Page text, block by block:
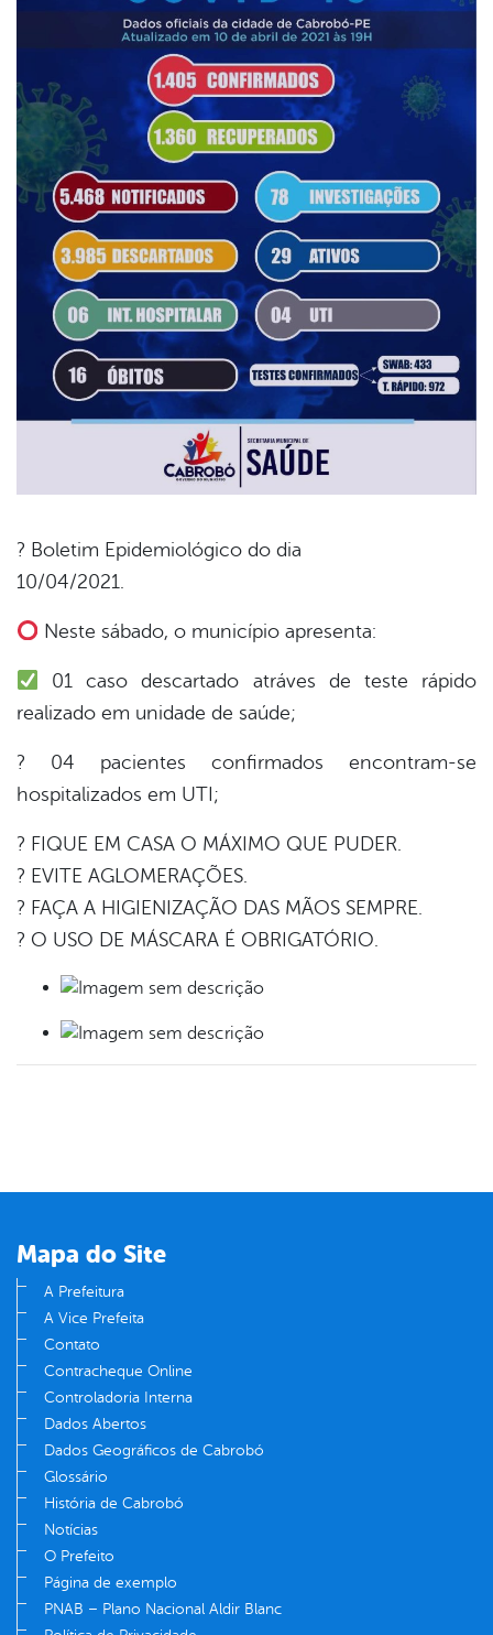
? Boletim Epidemiológico do dia
10/04/2021.
Neste sábado, o município apresenta:
01 caso descartado atráves de teste rápido
realizado em unidade de saúde;
? 04 pacientes confirmados encontram-se
hospitalizados em UTI;
? FIQUE EM CASA O MÁXIMO QUE PUDER.
? EVITE AGLOMERAÇÕES.
? FAÇA A HIGIENIZAÇÃO DAS MÃOS SEMPRE.
? O USO DE MÁSCARA É OBRIGATÓRIO.
Mapa do Site
A Prefeitura
A Vice Prefeita
Contato
Contracheque Online
Controladoria Interna
Dados Abertos
Dados Geográficos de Cabrobó
Glossário
História de Cabrobó
Notícias
O Prefeito
Página de exemplo
PNAB – Plano Nacional Aldir Blanc